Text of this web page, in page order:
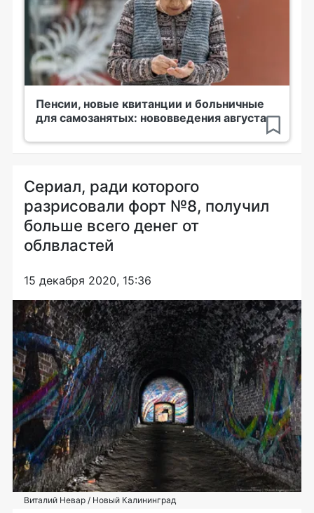
Пенсии, новые квитанции и больничные
для самозанятых: нововведения августа
Сериал, ради которого
разрисовали форт №8, получил
больше всего денег от
облвластей
15 декабря 2020, 15:36
Виталий Невар / Новый Калининград